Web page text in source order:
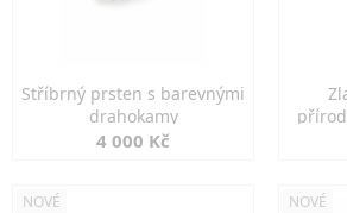
Stříbrný prsten s barevnými
drahokamy
4 000 Kč
NOVÉ NOVÉ